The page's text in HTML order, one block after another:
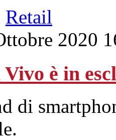
Retail
2020
è in
di